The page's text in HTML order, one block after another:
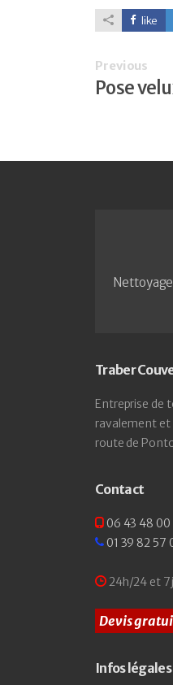
like
Previous
Pose
Traber
Entreprise de
ravalement et
route de
Contact
06 43 48 00
01 39 82 57
24h/24 et
Devis
Infos légales